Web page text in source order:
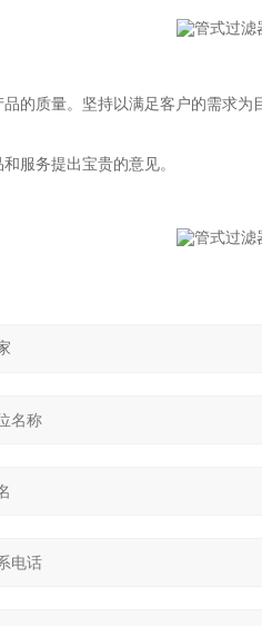
的质量。坚持以满足客户的需求
服务提出宝贵的意见。